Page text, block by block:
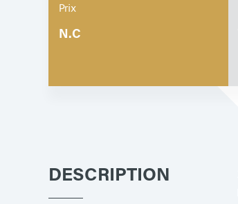
Prix
N.C
DESCRIPTION